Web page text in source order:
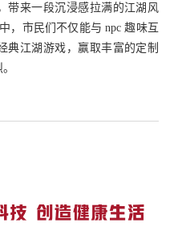
带来一段沉浸感拉满的江湖风
，市民们不仅能与 npc 趣味互
典江湖游戏，赢取丰富的定制